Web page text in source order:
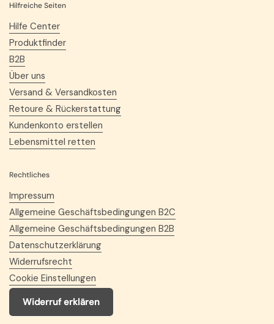
Hilfreiche Seiten
Hilfe Center
Produktfinder
B2B
Über uns
Versand & Versandkosten
Retoure & Rückerstattung
Kundenkonto erstellen
Lebensmittel retten
Rechtliches
Impressum
Allgemeine Geschäftsbedingungen B2C
Allgemeine Geschäftsbedingungen B2B
Datenschutzerklärung
Widerrufsrecht
Cookie Einstellungen
Widerruf erklären